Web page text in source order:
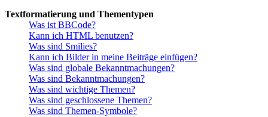
Textformatierung und Thementypen
Was ist BBCode?
Kann ich HTML benutzen?
Was sind Smilies?
Kann ich Bilder in meine Beiträge einfügen?
Was sind globale Bekanntmachungen?
Was sind Bekanntmachungen?
Was sind wichtige Themen?
Was sind geschlossene Themen?
Was sind Themen-Symbole?